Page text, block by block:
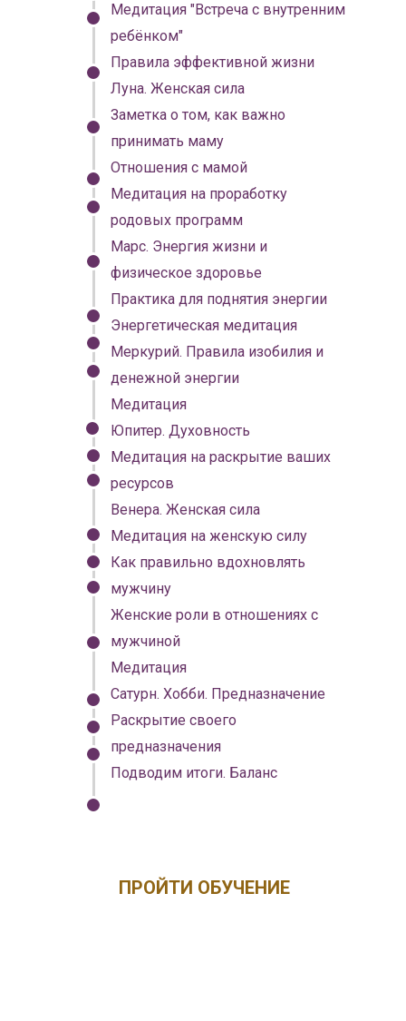
Медитация "Встреча с внутренним
ребёнком"
Правила эффективной жизни
Луна. Женская сила
Заметка о том, как важно
принимать маму
Отношения с мамой
Медитация на проработку
родовых программ
Марс. Энергия жизни и
физическое здоровье
Практика для поднятия энергии
Энергетическая медитация
Меркурий. Правила изобилия и
денежной энергии
Медитация
Юпитер. Духовность
Медитация на раскрытие ваших
ресурсов
Венера. Женская сила
Медитация на женскую силу
Как правильно вдохновлять
мужчину
Женские роли в отношениях с
мужчиной
Медитация
Сатурн. Хобби. Предназначение
Раскрытие своего
предназначения
Подводим итоги. Баланс
ПРОЙТИ ОБУЧЕНИЕ
до 30 июня 23:59 по
Купить
Купить